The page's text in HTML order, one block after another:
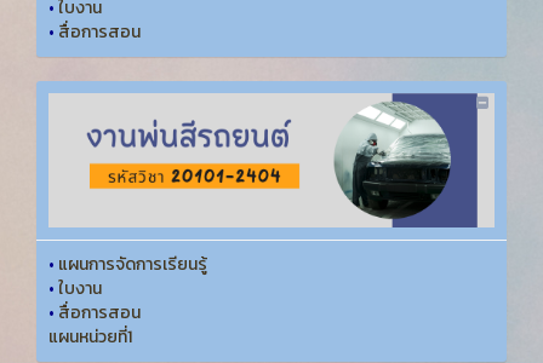
•ใบงาน
• สื่อการสอน
• แผนการจัดการเรียนรู้
•ใบงาน
• สื่อการสอน
แผนหน่วยที่1